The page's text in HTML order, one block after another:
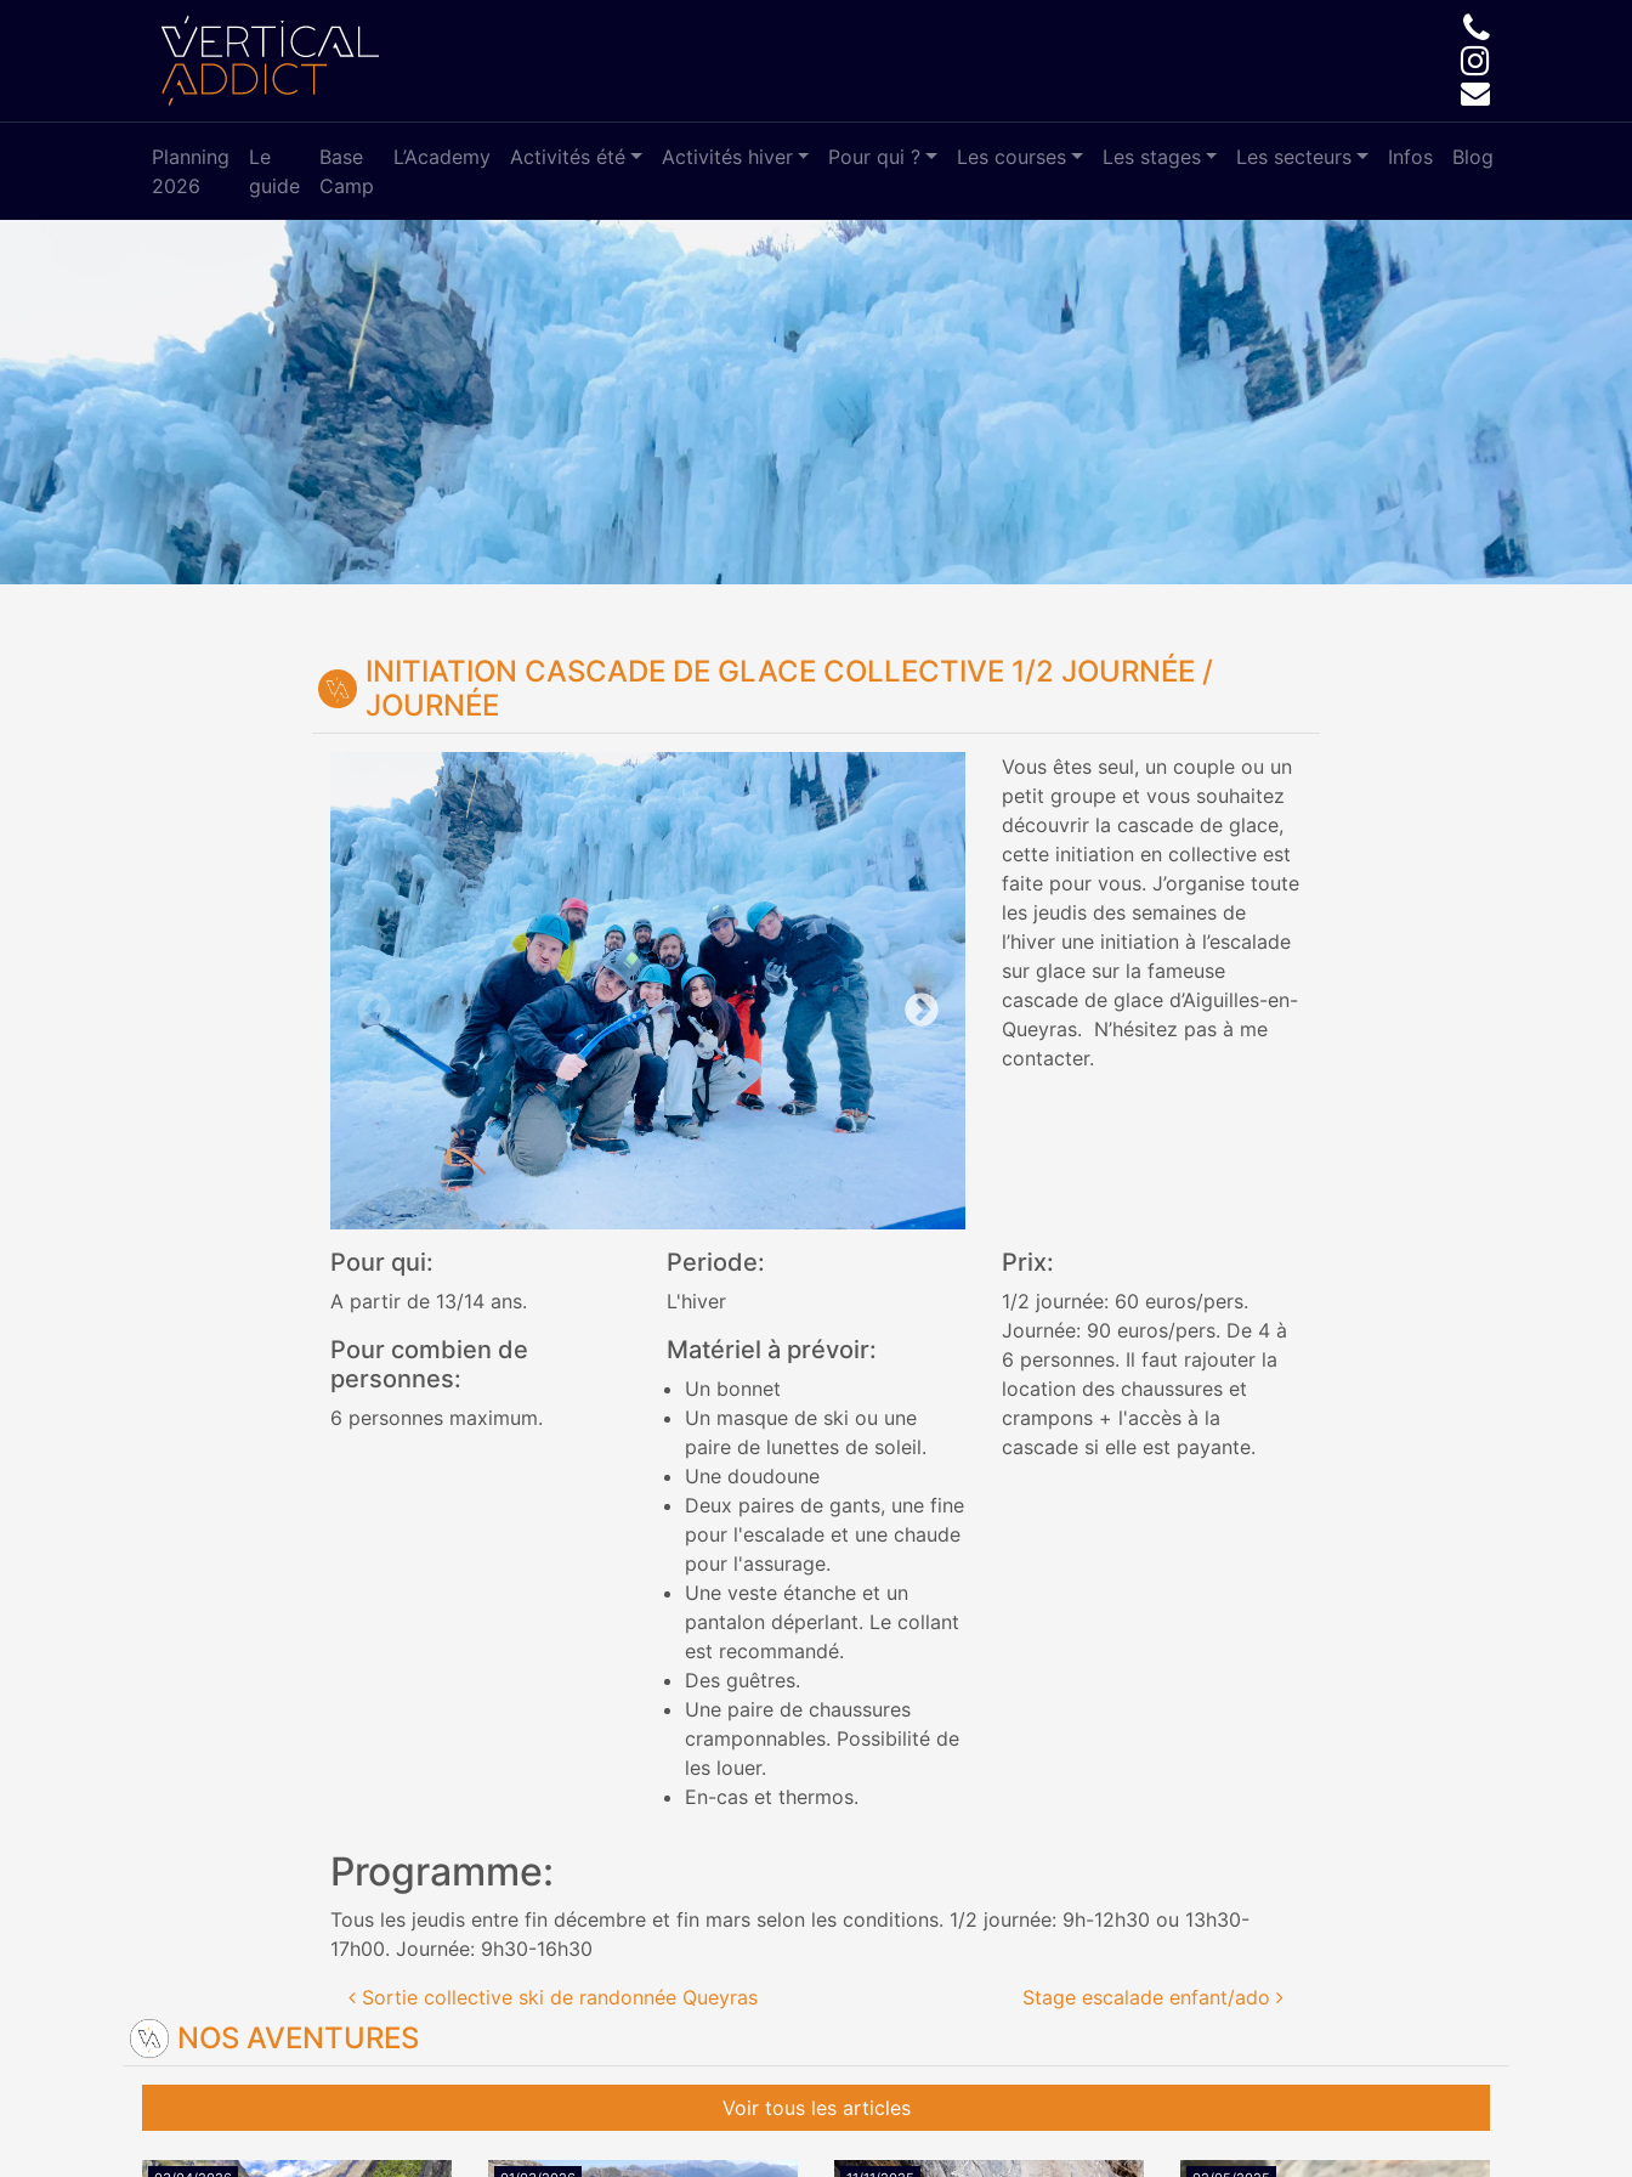
Planning
2026
Le
guide
Base
Camp
L’Academy Activités été Activités hiver Pour qui ? Les courses Les stages Les secteurs Infos Blog
INITIATION CASCADE DE GLACE COLLECTIVE 1/2 JOURNÉE /
JOURNÉE
Vous êtes seul, un couple ou un
petit groupe et vous souhaitez
découvrir la cascade de glace,
cette initiation en collective est
faite pour vous. J’organise toute
les jeudis des semaines de
l’hiver une initiation à l’escalade
sur glace sur la fameuse
cascade de glace d’Aiguilles-en-
Queyras. N’hésitez pas à me
contacter.
Pour qui:
A partir de 13/14 ans.
Pour combien de
personnes:
6 personnes maximum.
Periode:
L'hiver
Matériel à prévoir:
Un bonnet
Un masque de ski ou une
paire de lunettes de soleil.
Une doudoune
Deux paires de gants, une fine
pour l'escalade et une chaude
pour l'assurage.
Une veste étanche et un
pantalon déperlant. Le collant
est recommandé.
Des guêtres.
Une paire de chaussures
cramponnables. Possibilité de
les louer.
En-cas et thermos.
Prix:
1/2 journée: 60 euros/pers.
Journée: 90 euros/pers. De 4 à
6 personnes. Il faut rajouter la
location des chaussures et
crampons + l'accès à la
cascade si elle est payante.
Programme:
Tous les jeudis entre fin décembre et fin mars selon les conditions. 1/2 journée: 9h-12h30 ou 13h30-
17h00. Journée: 9h30-16h30
Navigation des articles
Sortie collective ski de randonnée Queyras Stage escalade enfant/ado
NOS AVENTURES
Voir tous les articles